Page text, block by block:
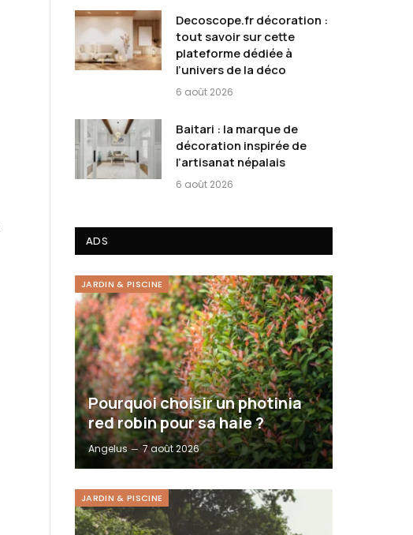
Decoscope.fr décoration :
tout savoir sur cette
plateforme dédiée à
l’univers de la déco
6 août 2026
Baitari : la marque de
décoration inspirée de
l’artisanat népalais
6 août 2026
ADS
JARDIN & PISCINE
Pourquoi choisir un photinia
red robin pour sa haie ?
Angelus 7 août 2026
JARDIN & PISCINE